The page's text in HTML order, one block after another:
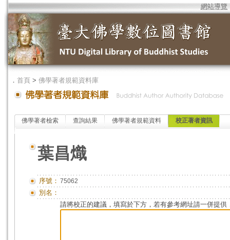
網站導覽
． 首頁 > 佛學著者規範資料庫
佛學著者檢索 查詢結果 佛學著者規範資料 校正著者資訊
葉昌熾
序號： 75062
別名：
請將校正的建議，填寫於下方，若有參考網址請一併提供